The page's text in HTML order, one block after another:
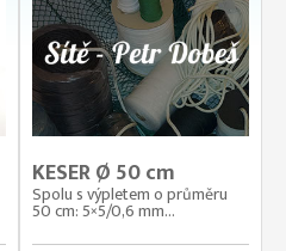
KESER Ø 50 cm
Spolu s výpletem o průměru
50 cm: 5×5/0,6 mm...